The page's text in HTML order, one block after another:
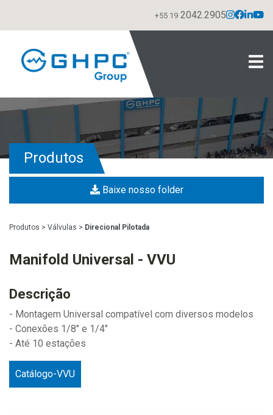
+55 19 2042.2905
Produtos
Baixe nosso folder
Produtos > Válvulas > Direcional Pilotada
Manifold Universal - VVU
Descrição
- Montagem Universal compatível com diversos modelos
- Conexões 1/8" e 1/4"
- Até 10 estações
Catálogo-VVU